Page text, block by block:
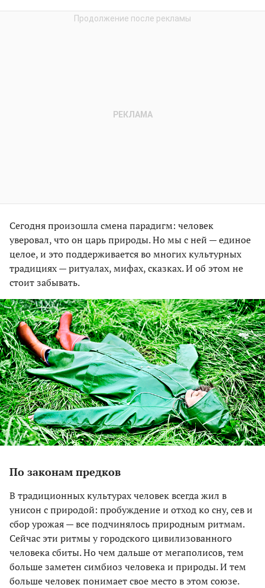
Сегодня произошла смена парадигм: человек
уверовал, что он царь природы. Но мы с ней — единое
целое, и это поддерживается во многих культурных
традициях — ритуалах, мифах, сказках. И об этом не
стоит забывать.
По законам предков
В традиционных культурах человек всегда жил в
унисон с природой: пробуждение и отход ко сну, сев и
сбор урожая — все подчинялось природным ритмам.
Сейчас эти ритмы у городского цивилизованного
человека сбиты. Но чем дальше от мегаполисов, тем
больше заметен симбиоз человека и природы. И тем
больше человек понимает свое место в этом союзе.